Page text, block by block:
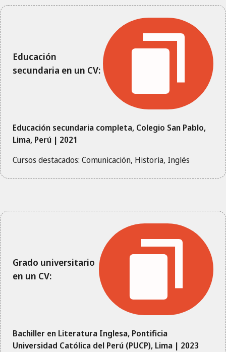
Educación
secundaria en un CV:
Educación secundaria completa, Colegio San Pablo,
Lima, Perú | 2021
Cursos destacados: Comunicación, Historia, Inglés
Grado universitario
en un CV:
Bachiller en Literatura Inglesa, Pontificia
Universidad Católica del Perú (PUCP), Lima | 2023